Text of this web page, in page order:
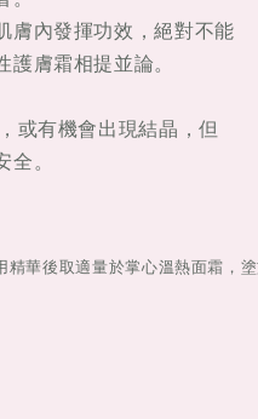
膚內發揮功效，絕對不能
護膚霜相提並論。
或有機會出現結晶，但
全。
華後取適量於掌心溫熱面霜，